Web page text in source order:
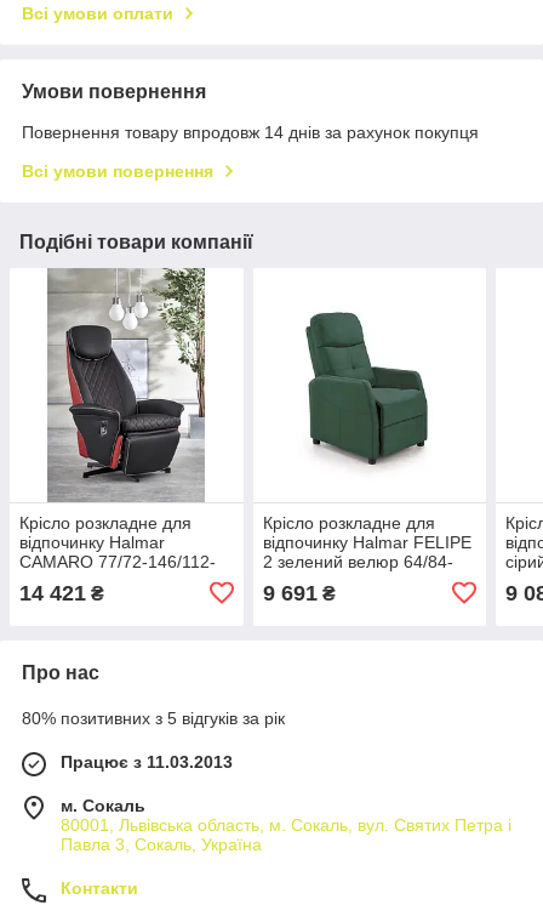
Всі умови оплати
Умови повернення
Повернення товару впродовж 14 днів за рахунок покупця
Всі умови повернення
Подібні товари компанії
Крісло розкладне для
відпочинку Halmar
CAMARO 77/72-146/112-
14 421 ₴
Крісло розкладне для
відпочинку Halmar FELIPE
2 зелений велюр 64/84-
9 691₴ 9
Про нас
80% позитивних з 5 відгуків за рік
Працює з 11.03.2013
м. Сокаль
80001, Львівська область, м. Сокаль, вул. Святих Петра і
Павла 3, Сокаль, Україна
Контакти